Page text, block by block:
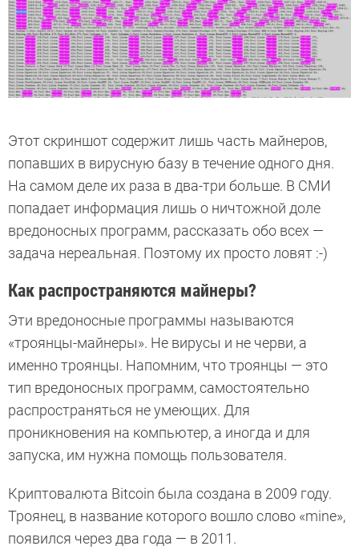
Этот скриншот содержит лишь часть майнеров,
попавших в вирусную базу в течение одного дня.
На самом деле их раза в два-три больше. В СМИ
попадает информация лишь о ничтожной доле
вредоносных программ, рассказать обо всех —
задача нереальная. Поэтому их просто ловят :-)
Как распространяются майнеры?
Эти вредоносные программы называются
«троянцы-майнеры». Не вирусы и не черви, а
именно троянцы. Напомним, что троянцы — это
тип вредоносных программ, самостоятельно
распространяться не умеющих. Для
проникновения на компьютер, а иногда и для
запуска, им нужна помощь пользователя.
Криптовалюта Bitcoin была создана в 2009 году.
Троянец, в название которого вошло слово «mine»,
появился через два года — в 2011.